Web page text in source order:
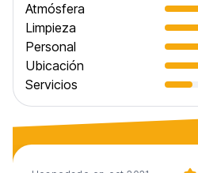
Atmósfera
Limpieza
Personal
Ubicación
Servicios